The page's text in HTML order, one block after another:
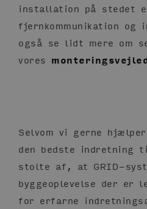
installation på stedet
fjernkommunikation og
også se lidt mere om
vores
Selvom vi gerne
den bedste indretning
stolte af, at GRID-
byggeoplevelse der er
for erfarne